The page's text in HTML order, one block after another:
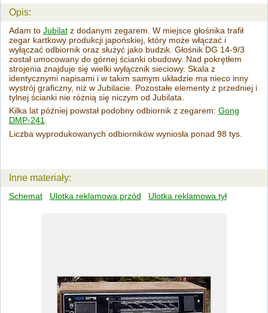
Opis:
Adam to Jubilatz dodanym zegarem. W miejsce głośnika trafił
zegar kartkowy produkcji japońskiej, który może włączać i
wyłączać odbiornik oraz służyć jako budzik. Głośnik DG 14-9/3
został umocowany do górnej ścianki obudowy. Nad pokrętłem
strojenia znajduje się wielki wyłącznik sieciowy. Skala z
identycznymi napisami i w takim samym układzie ma nieco inny
wystrój graficzny, niż w Jubilacie. Pozostałe elementy z przedniej i
tylnej ścianki nie różnią się niczym od Jubilata.
Kilka lat później powstał podobny odbiornik z zegarem: Gong
DMP-241
Liczba wyprodukowanych odbiorników wyniosła ponad 98 tys.
Inne materiały:
Schemat Ulotka reklamowa przód Ulotka reklamowa tył